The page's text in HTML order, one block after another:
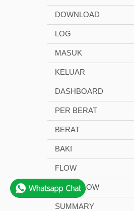
DOWNLOAD
LOG
MASUK
KELUAR
DASHBOARD
PER BERAT
BERAT
BAKI
FLOW
STOK FLOW
SUMMARY